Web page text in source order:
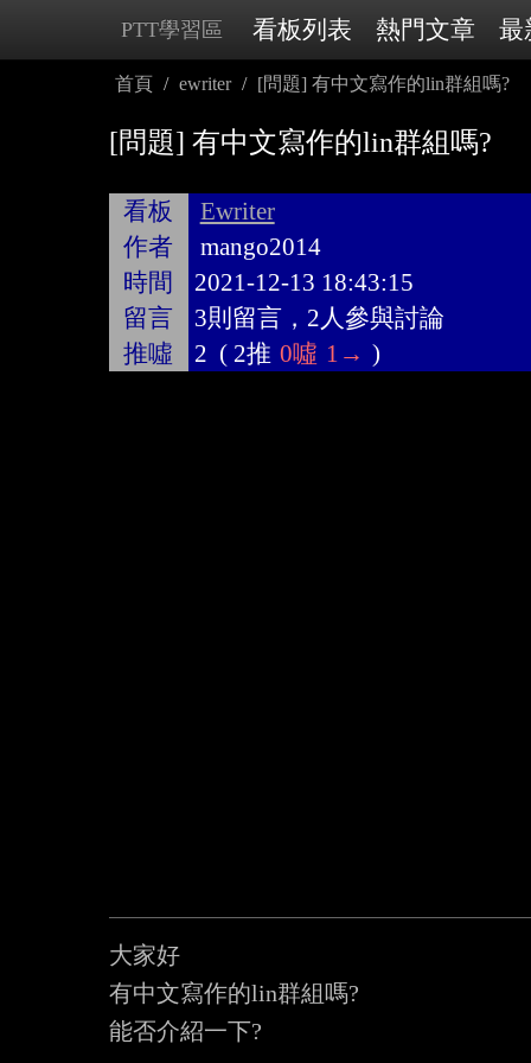
PTT學習區 看板列表 熱門文章 最
首頁 ewriter [問題] 有中文寫作的lin群組嗎?
[問題] 有中文寫作的lin群組嗎?
看板
Ewriter
作者
mango2014
時間
2021-12-13 18:43:15
留言
3則留言，2人參與討論
推噓
2 ( 2推 0噓 1→ )
大家好
有中文寫作的lin群組嗎?
能否介紹一下?